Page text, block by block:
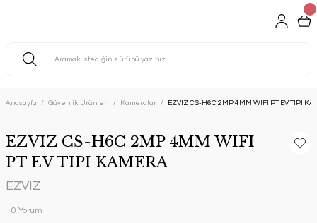
Anasayfa Güvenlik Ürünleri Kameralar EZVIZ CS-H6C 2MP 4MM WIFI PT EV TIPI
EZVIZ CS-H6C 2MP 4MM WIFI
PT EV TIPI KAMERA
EZVIZ
0 Yorum